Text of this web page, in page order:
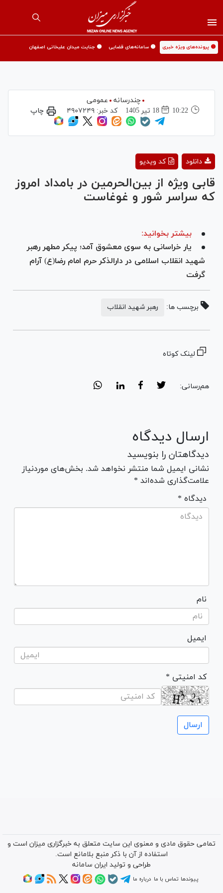
🟡 پرونده‌های ویژه خبری 🟡 سامانه‌های قضایی 🟡 جنایت میدان علیخانی اصفهان
چندرسانه
عمومی
10:22
18 تير 1405 کد خبر:۴۹۰۷۲۴۹ چاپ
Video
کد ویدیو دانلود
قابی ویژه از بین‌الحرمین در بامداد امروز
که سراسر شور و غوغاست
بیشتر بخوانید:
یار خراسانی به سوی معشوق آمد؛ پیکر مطهر رهبر
شهید انقلاب اسلامی در دارالذکر حرم امام رضا(ع) آرام
گرفت
برچسب ها: رهبر شهید انقلاب
لینک کوتاه
هم‌رسانی:
ارسال دیدگاه
دیدگاهتان را بنویسید
نشانی ایمیل شما منتشر نخواهد شد. بخش‌های موردنیاز
علامت‌گذاری شده‌اند *
* دیدگاه
نام
ایمیل
* کد امنیتی
تمامی حقوق مادی و معنوی این سایت متعلق به خبرگزاری میزان است و
استفاده از آن با ذکر منبع بلامانع است.
طراحی و تولید ایران سامانه
پیوندها تماس با ما درباره ما